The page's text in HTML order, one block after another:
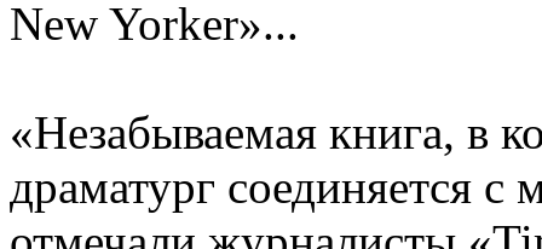
New Yorker»...
«Незабываемая книга, в
драматург соединяется с